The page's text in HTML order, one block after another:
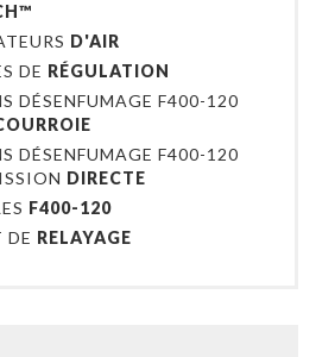
D'AIR
DE RÉGULATION
DÉSENFUMAGE F400-120
DÉSENFUMAGE F400-120
DIRECTE
F400-120
DE RELAYAGE